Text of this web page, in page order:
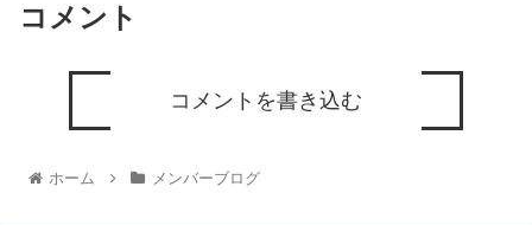
コメント
コメントを書き込む
ホーム メンバーブログ